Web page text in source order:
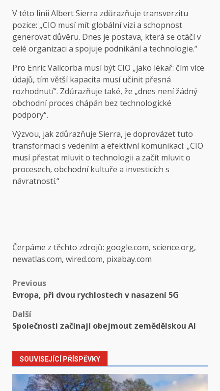
V této linii Albert Sierra zdůrazňuje transverzitu
pozice: „CIO musí mít globální vizi a schopnost
generovat důvěru. Dnes je postava, která se otáčí v
celé organizaci a spojuje podnikání a technologie.“
Pro Enric Vallcorba musí být CIO „jako lékař: čím více
údajů, tím větší kapacita musí učinit přesná
rozhodnutí“. Zdůrazňuje také, že „dnes není žádný
obchodní proces chápán bez technologické
podpory“.
Výzvou, jak zdůrazňuje Sierra, je doprovázet tuto
transformaci s vedením a efektivní komunikací: „CIO
musí přestat mluvit o technologii a začít mluvit o
procesech, obchodní kultuře a investicích s
návratností.“
Čerpáme z těchto zdrojů: google.com, science.org,
newatlas.com, wired.com, pixabay.com
Post
navigation
Previous
Evropa, při dvou rychlostech v nasazení 5G
Další
Společnosti začínají obejmout zemědělskou AI
SOUVISEJÍCÍ PŘÍSPĚVKY